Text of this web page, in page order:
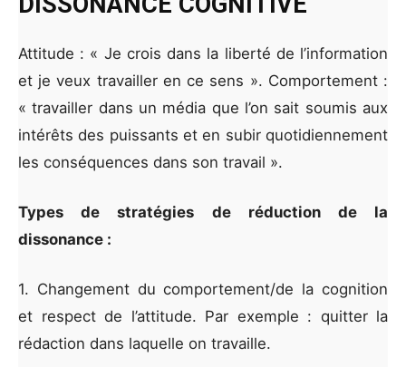
Attitude : « Je crois dans la liberté de l’information
et je veux travailler en ce sens ». Comportement :
« travailler dans un média que l’on sait soumis aux
intérêts des puissants et en subir quotidiennement
les conséquences dans son travail ».
Types de stratégies de réduction de la
dissonance :
1. Changement du comportement/de la cognition
et respect de l’attitude. Par exemple : quitter la
rédaction dans laquelle on travaille.